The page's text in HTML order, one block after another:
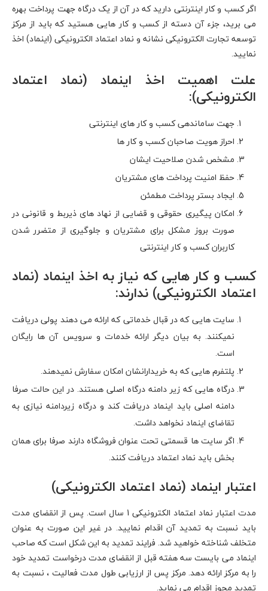
اگر کسب و کار اینترنتی دارید که در آن از یک درگاه جهت پرداخت بهره
می برید، جزء آن دسته از کسب و کار هایی هستید که باید از مرکز
توسعه تجارت الکترونیکی نشانه و نماد اعتماد الکترونیکی (اینماد) اخذ
نمایید.
علت اهمیت اخذ اینماد (نماد اعتماد
الکترونیکی):
جهت ساماندهی کسب و کار های اینترنتی
احراز هویت صاحبان کسب و کار ها
مشخص شدن صلاحیت ایشان
حفظ امنیت پرداخت های مشتریان
ایجاد بستر پرداخت مطمئن
امکان پیگیری حقوقی و قضایی از نهاد های ذیربط و قانونی در
صورت بروز مشکل برای مشتریان و جلوگیری از متضرر شدن
کاربران کسب و کار اینترنتی
کسب و کار هایی که نیاز به اخذ اینماد (نماد
اعتماد الکترونیکی) ندارند:
سایت هایی که در قبال خدماتی که ارائه می دهند پولی دریافت
نمیکنند. به بیان دیگر ارائه خدمات و سرویس آن ها رایگان
است.
پلتفرم هایی که به خریدارانشان امکان سفارش نمیدهند.
درگاه هایی که زیر دامنه درگاه اصلی هستند. در این حالت صرفا
دامنه اصلی باید اینماد دریافت کند و درگاه زیردامنه نیازی به
تقاضای اینماد نخواهد داشت.
اگر سایت ها قسمتی تحت عنوان فروشگاه دارند صرفا برای همان
بخش باید نماد اعتماد دریافت کنند.
اعتبار اینماد (نماد اعتماد الکترونیکی)
مدت اعتبار نماد اعتماد الکترونیکی 1 سال است. پس از انقضای مدت
باید نسبت به تمدید آن اقدام نمایید. در غیر این صورت به عنوان
متخلف شناخته خواهید شد. فرایند تمدید به این شکل است که صاحب
اینماد می بایست سه هفته قبل از انقضای مدت درخواست تمدید خود
را به مرکز ارائه دهد. مرکز پس از ارزیابی طول مدت فعالیت ، نسبت به
تمدید مجوز اقدام می نماید.